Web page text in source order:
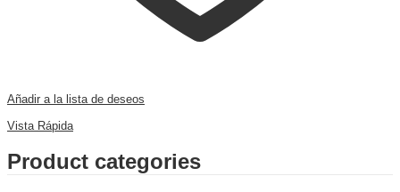
Añadir a la lista de deseos
Vista Rápida
Product categories